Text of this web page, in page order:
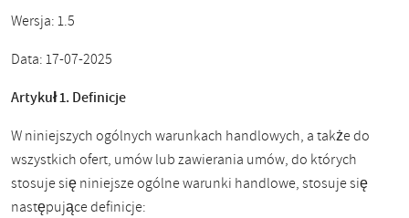
Wersja:1.5
Data:17-07-2025
Artykuł 1. Definicje
W niniejszych ogólnych warunkach handlowych, a także do
wszystkich ofert, umów lub zawierania umów, do których
stosuje się niniejsze ogólne warunki handlowe, stosuje się
następujące definicje: